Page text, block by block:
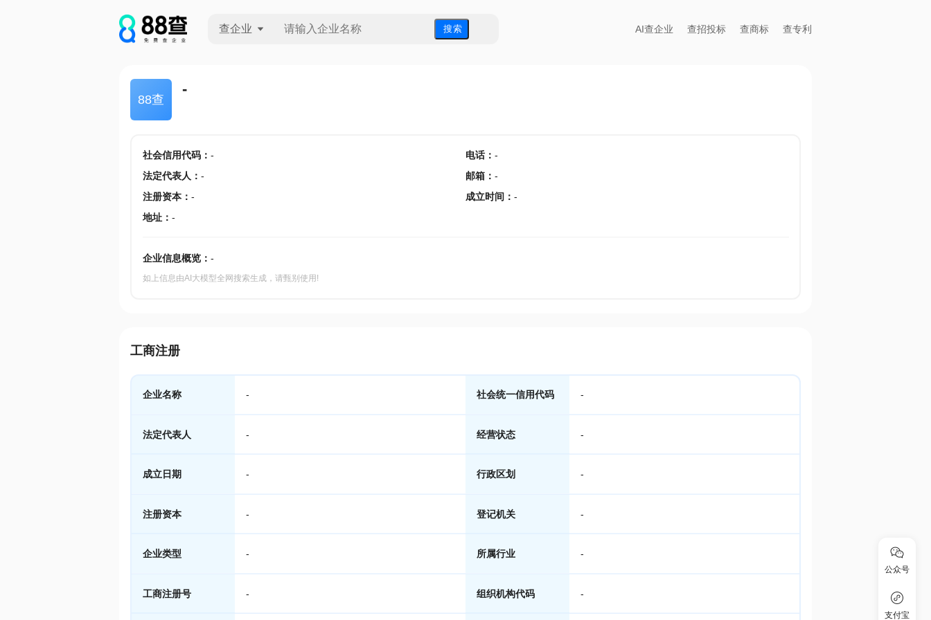
查企业 搜 索 AI查企业 查招投标 查商标 查专利
88查
-
社会信用代码： - 电话： -
法定代表人 ： - 邮箱 ： -
注册资本： - 成立时间 ： -
地址： -
企业信息概览： -
如上信息由AI大模型全网搜索生成，请甄别使用!
工商注册
企业名称 - 社会统一信用代码 -
法定代表人 - 经营状态 -
成立日期 - 行政区划 -
注册资本 - 登记机关 -
企业类型 - 所属行业 -
工商注册号 - 组织机构代码 -
公众号
支付宝